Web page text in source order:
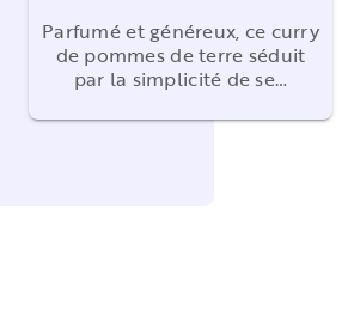
Parfumé et généreux, ce curry
de pommes de terre séduit
par la simplicité de se…